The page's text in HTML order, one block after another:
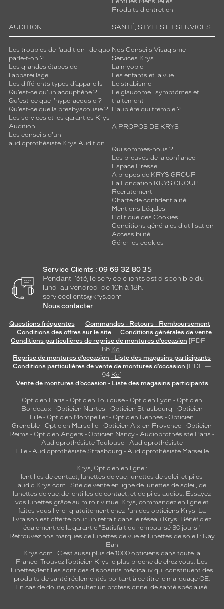
Produits d'entretien
AUDITION
Les troubles de l’audition : de quoi
parle-t-on ?
Les grandes étapes de
l'appareillage
Les différents types d’appareils
Qu’est-ce qu'un acouphène ?
Qu'est-ce que l'hyperacousie ?
Qu’est-ce que la presbyacousie ?
Les services et les garanties Krys
Audition
Les conseils d'un
audioprothésiste Krys Audition
SANTÉ, STYLES ET SERVICES
Nos Conseils Visagisme
Services Krys
La myopie
Les enfants et la vue
Le strabisme
Le glaucome : symptômes et
traitement
Paupière qui tremble ?
A PROPOS DE KRYS
Qui sommes-nous ?
Les preuves de la confiance
Espace Presse
A propos de KRYS GROUP
La Fondation KRYS GROUP
Recrutement
Charte de confidentialité
Mentions Légales
Politique des Cookies
Conditions générales d'utilisation
Accessibilité
Gérer les cookies
Service Clients : 09 69 32 80 35
Pendant l'été, le service clients est disponible du
lundi au vendredi de 10h à 18h.
serviceclients@krys.com
Nous contacter
Questions fréquentes
Commandes - Retours - Remboursement
Conditions des offres sur le site
Conditions générales de vente
Conditions particulières de reprise de montures d’occasion [PDF —
86 Ko]
Reprise de montures d’occasion - Liste des magasins participants
Conditions particulières de vente de montures d’occasion [PDF —
94 Ko]
Vente de montures d’occasion - Liste des magasins participants
Opticien Paris - Opticien Toulouse- Opticien Lyon - Opticien
Bordeaux- Opticien Nantes - Opticien Strasbourg - Opticien
Lille - Opticien Montpellier - Opticien Rennes - Opticien
Grenoble - Opticien Marseille - Opticien Aix-en-Provence - Opticien
Reims - Opticien Angers - Opticien Nancy - Audioprothésiste Paris -
Audioprothésiste Toulouse- Audioprothésiste
Lille- Audioprothésiste Strasbourg - Audioprothésiste Marseille
Krys, Opticien en ligne :
lentilles de contact, lunettes de vue, lunettes de soleil et piles
audio Krys.com : Site de vente en ligne de lunettes de soleil, de
lunettes de vue, de lentilles de contact, et de piles audios. Essayez
vos lunettes grâce au miroir virtuel Krys, commandez en ligne et
faites vous livrer gratuitement chez l'un des opticiens Krys. La
livraison est offerte pour un retrait dans le réseau Krys. Bénéficiez
également de la garantie "Satisfait ou remboursé 30 jours".
Retrouvez nos marques de lunettes de vue et lunettes de soleil : Ray
Ban
Krys.com : C’est aussi plus de 1000 opticiens dans toute la
France. Trouvez l’opticien Krys le plus proche de chez vous. Les
lunettes/lentilles sont des dispositifs médicaux qui constituent des
produits de santé réglementés portant à ce titre le marquage CE.
En cas de doute, consultez un professionnel de santé spécialisé.